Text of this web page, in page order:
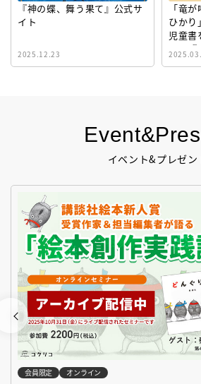
イベント&プレゼン
会員限定 オンライン
『神の蝶、舞う果て』公式サ
イト
2025.12.23
「竜
ひか
児童
イト
生！